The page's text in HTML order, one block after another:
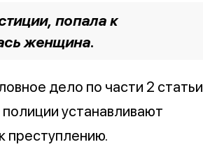
попала к
женщина.
дело по части 2 статьи
устанавливают
преступлению.